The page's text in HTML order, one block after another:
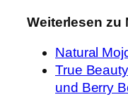
Weiterlesen zu
Natural
True
und Berry